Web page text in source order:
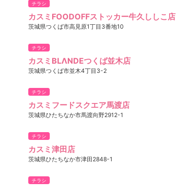
チラシ
カスミFOODOFFストッカー牛久ししこ店
茨城県つくば市高見原1丁目3番地10
チラシ
カスミBLΛNDEつくば並木店
茨城県つくば市並木4丁目3-2
チラシ
カスミフードスクエア馬渡店
茨城県ひたちなか市馬渡向野2912-1
チラシ
カスミ津田店
茨城県ひたちなか市津田2848-1
チラシ